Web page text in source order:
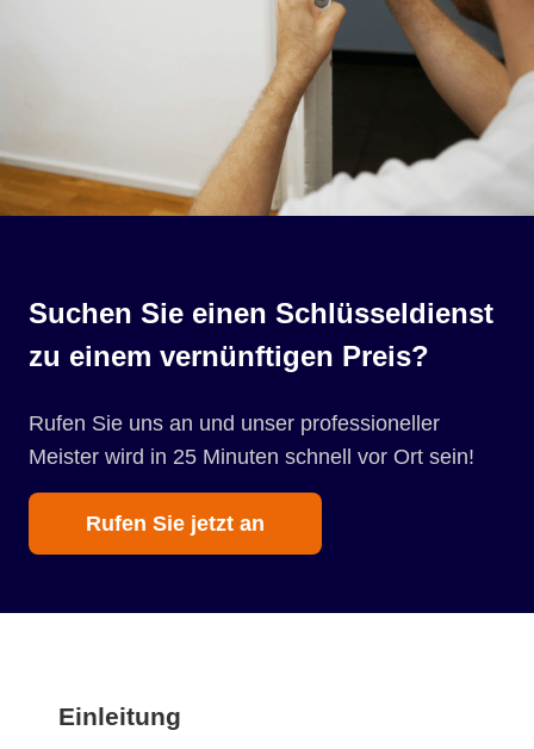
Suchen Sie einen Schlüsseldienst
zu einem vernünftigen Preis?
Rufen Sie uns an und unser professioneller
Meister wird in 25 Minuten schnell vor Ort sein!
Rufen Sie jetzt an
Einleitung